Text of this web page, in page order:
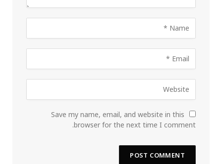
Save my name, email, and website in this
browser for the next time I comment.